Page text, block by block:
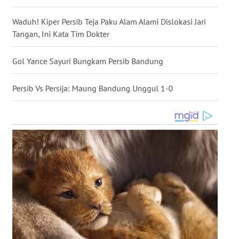
Waduh! Kiper Persib Teja Paku Alam Alami Dislokasi Jari
Tangan, Ini Kata Tim Dokter
Gol Yance Sayuri Bungkam Persib Bandung
Persib Vs Persija: Maung Bandung Unggul 1-0
WN
JATIM
WN
KALBAR
KALTENG
WN
KALTARA
WN
KALSEL
WN